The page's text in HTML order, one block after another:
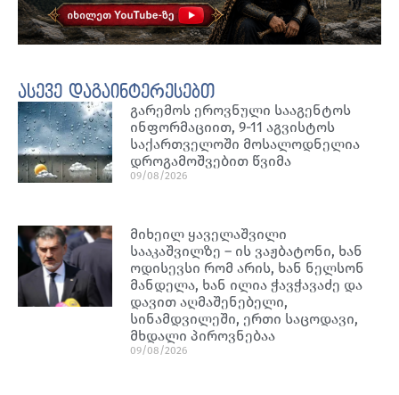
ასევე დაგაინტერესებთ
გარემოს ეროვნული სააგენტოს
ინფორმაციით, 9-11 აგვისტოს
საქართველოში მოსალოდნელია
დროგამოშვებით წვიმა
09/08/2026
მიხეილ ყაველაშვილი
სააკაშვილზე – ის ვაჟბატონი, ხან
ოდისევსი რომ არის, ხან ნელსონ
მანდელა, ხან ილია ჭავჭავაძე და
დავით აღმაშენებელი,
სინამდვილეში, ერთი საცოდავი,
მხდალი პიროვნებაა
09/08/2026